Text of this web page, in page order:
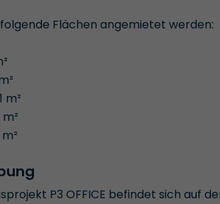
Flächen angemietet werden:
m²
P3 OFFICE befindet sich auf